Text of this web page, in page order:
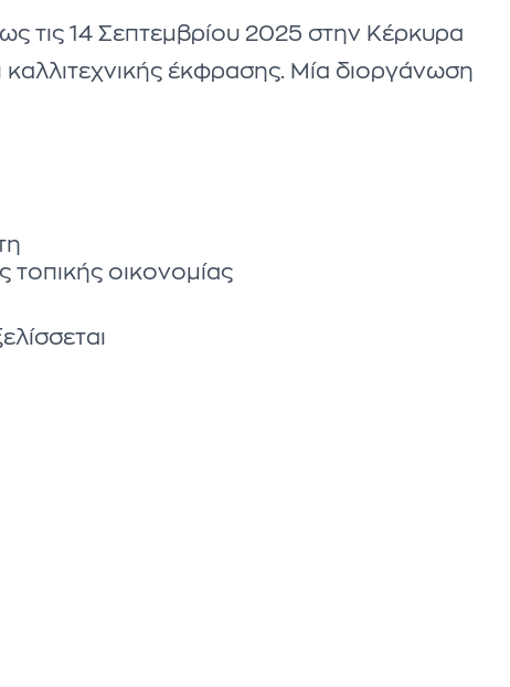
τις 14 Σεπτεμβρίου 2025 στην Κέρκυρα
καλλιτεχνικής έκφρασης. Μία διοργάνωση
τοπικής οικονομίας